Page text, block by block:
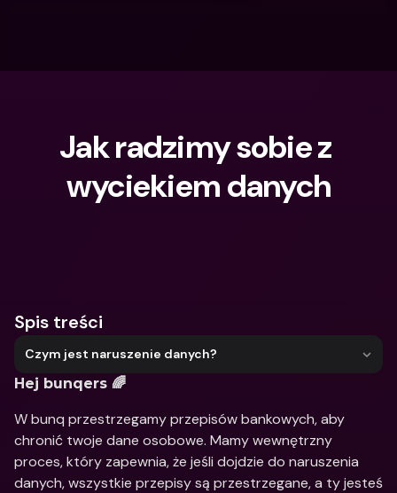
Jak radzimy sobie z
wyciekiem danych
Spis treści
Czym jest naruszenie danych?
Hej bunqers 🌈
W bunq przestrzegamy przepisów bankowych, aby
chronić twoje dane osobowe. Mamy wewnętrzny
proces, który zapewnia, że jeśli dojdzie do naruszenia
danych, wszystkie przepisy są przestrzegane, a ty jesteś